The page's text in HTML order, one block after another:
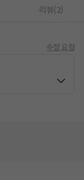
리뷰(2)
수정 요청